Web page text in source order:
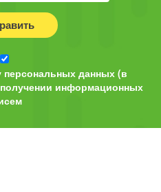
персональных данных (в
информационных